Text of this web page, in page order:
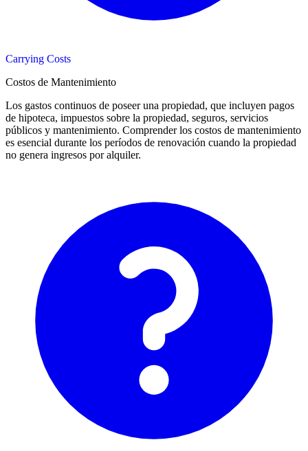
Carrying Costs
Costos de Mantenimiento
Los gastos continuos de poseer una propiedad, que incluyen pagos
de hipoteca, impuestos sobre la propiedad, seguros, servicios
públicos y mantenimiento. Comprender los costos de mantenimiento
es esencial durante los períodos de renovación cuando la propiedad
no genera ingresos por alquiler.